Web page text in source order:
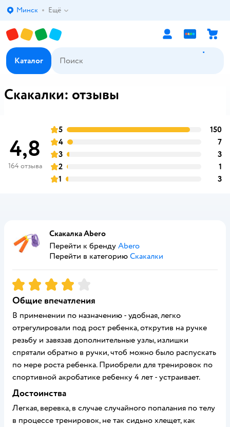
Выбор адреса доставки.
Минск Ещё
Каталог
Скакалки: отзывы
4,8
164 отзыва
оценка
5 150
оценка
4 7
оценка
3 3
оценка
2 1
оценка
1 3
Скакалка Abero
Перейти к бренду Abero
Перейти в категорию Скакалки
Рейтинг:4
Общие впечатления
В применении по назначению - удобная, легко
отрегулировали под рост ребенка, открутив на ручке
резьбу и завязав дополнительные узлы, излишки
спрятали обратно в ручки, чтоб можно было распускать
по мере роста ребенка. Приобрели для тренировок по
спортивной акробатике ребенку 4 лет - устраивает.
Достоинства
Легкая, веревка, в случае случайного попалания по телу
в процессе тренировок, не так сидьно хлещет, как